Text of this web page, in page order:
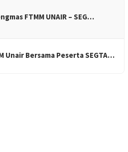
FTMM UNAIR – SEG…
Unair Bersama Peserta SEGTA…